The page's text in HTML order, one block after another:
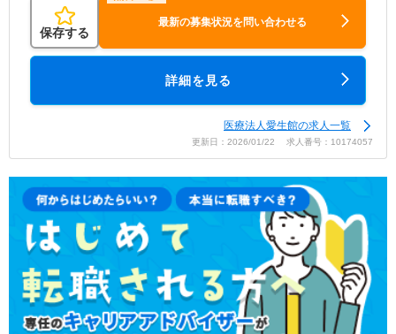
保存する
最新の募集状況を問い合わせる
詳細を見る
医療法人愛生館の求人一覧
更新日：2026/01/22 求人番号：10174057